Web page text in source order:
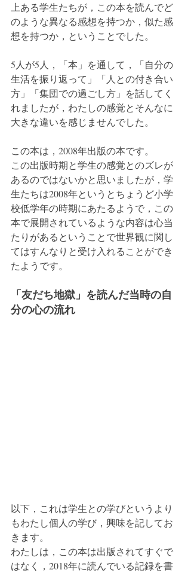
上ある学生たちが，この本を読んでど
のような異なる感想を持つか，似た感
想を持つか，ということでした。
5人が5人，「本」を通して，「自分の
生活を振り返って」「人との付き合い
方」「集団での過ごし方」を話してく
れましたが，わたしの感覚とそんなに
大きな違いを感じませんでした。
この本は，2008年出版の本です。
この出版時期と学生の感覚とのズレが
あるのではないかと思いましたが，学
生たちは2008年というとちょうど小学
校低学年の時期にあたるようで，この
本で展開されているような内容は心当
たりがあるということで世界観に関し
てはすんなりと受け入れることができ
たようです。
「友だち地獄」を読んだ当時の自
分の心の流れ
以下，これは学生との学びというより
もわたし個人の学び，興味を記してお
きます。
わたしは，この本は出版されてすぐで
はなく，2018年に読んでいる記録を書